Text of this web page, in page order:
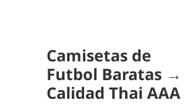
Camisetas de
Futbol Baratas →
Calidad Thai AAA